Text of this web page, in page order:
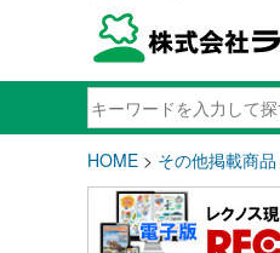
HOME > その他掲載商品